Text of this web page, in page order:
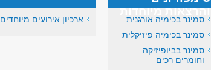
והרצאות מיוחדות
סמינר בכימיה אורגנית
סמינר בכימיה פיזיקלית
סמינר בביופיזיקה
וחומרים רכים
ארכיון אירועים מיוחדים